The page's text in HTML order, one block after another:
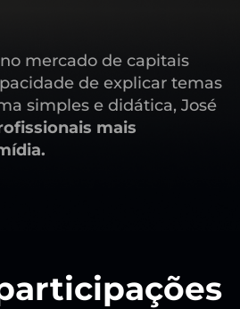
mercado de capitais
de explicar temas
simples e didática, José
mais